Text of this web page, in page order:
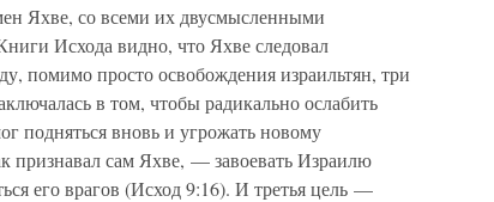
Яхве, со всеми их двусмысленными
Исхода видно, что Яхве следовал
помимо просто освобождения израильтян, три
в том, чтобы радикально ослабить
подняться вновь и угрожать новому
признавал сам Яхве, — завоевать Израилю
его врагов (Исход 9:16). И третья цель —